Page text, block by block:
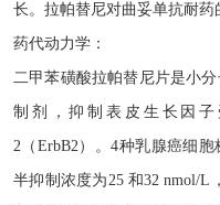
长。拉帕替尼对曲妥单抗耐药
药代动力学：
二甲苯磺酸拉帕替尼片是小
制剂，抑制表皮生长因
2（ErbB2）。4种乳腺癌细胞
半抑制浓度为25 和32 nmol/L